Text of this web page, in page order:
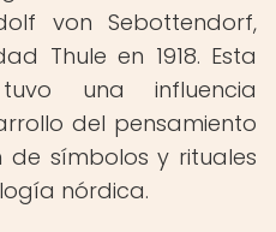
von Sebottendorf,
Thule en 1918. Esta
una influencia
del pensamiento
símbolos y rituales
nórdica.